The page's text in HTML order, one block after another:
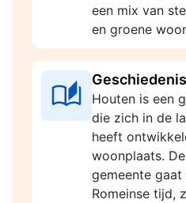
een mix van
en groene
Geschiedenis
Houten is een
die zich in de
heeft
woonplaats.
gemeente
Romeinse tijd,